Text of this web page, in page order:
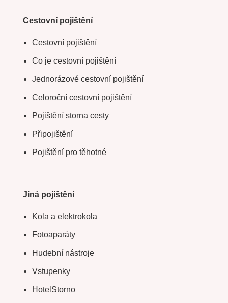
Cestovní pojištění
Cestovní pojištění
Co je cestovní pojištění
Jednorázové cestovní pojištění
Celoroční cestovní pojištění
Pojištění storna cesty
Připojištění
Pojištění pro těhotné
Jiná pojištění
Kola a elektrokola
Fotoaparáty
Hudební nástroje
Vstupenky
HotelStorno